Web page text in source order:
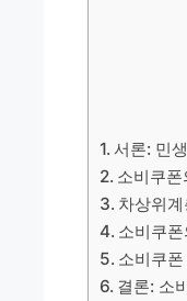
서론: 민
소비쿠
차상위
소비쿠
소비쿠
결론: 소